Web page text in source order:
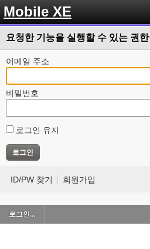
Mobile XE
요청한 기능을 실행할 수 있는 권
이메일 주소
비밀번호
로그인 유지
ID/PW 찾기 회원가입
로그인...